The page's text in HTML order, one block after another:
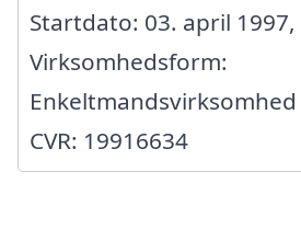
Startdato: 03. april 1997,
Virksomhedsform:
Enkeltmandsvirksomhed
CVR: 19916634